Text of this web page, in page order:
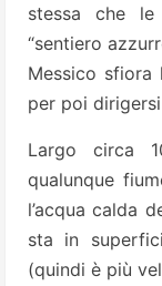
stessa che
“sentiero
Messico sfiora
per poi
Largo circa
qualunque
l’acqua calda
sta in
(quindi è più